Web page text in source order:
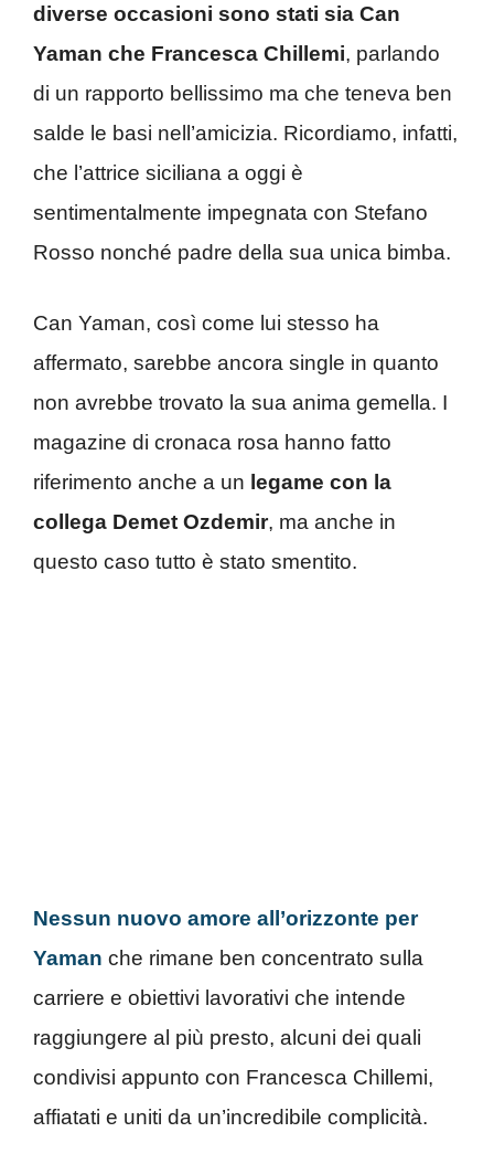
diverse occasioni sono stati sia Can
Yaman che Francesca Chillemi, parlando
di un rapporto bellissimo ma che teneva ben
salde le basi nell’amicizia. Ricordiamo, infatti,
che l’attrice siciliana a oggi è
sentimentalmente impegnata con Stefano
Rosso nonché padre della sua unica bimba.
Can Yaman, così come lui stesso ha
affermato, sarebbe ancora single in quanto
non avrebbe trovato la sua anima gemella. I
magazine di cronaca rosa hanno fatto
riferimento anche a un legame con la
collega Demet Ozdemir, ma anche in
questo caso tutto è stato smentito.
Nessun nuovo amore all’orizzonte per
Yaman che rimane ben concentrato sulla
carriere e obiettivi lavorativi che intende
raggiungere al più presto, alcuni dei quali
condivisi appunto con Francesca Chillemi,
affiatati e uniti da un’incredibile complicità.